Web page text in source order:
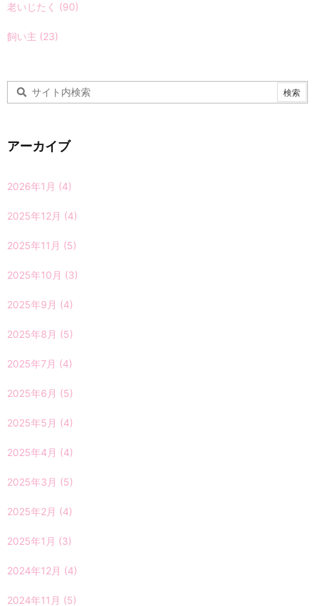
老いじたく (90)
飼い主 (23)
アーカイブ
2026年1月 (4)
2025年12月 (4)
2025年11月 (5)
2025年10月 (3)
2025年9月 (4)
2025年8月 (5)
2025年7月 (4)
2025年6月 (5)
2025年5月 (4)
2025年4月 (4)
2025年3月 (5)
2025年2月 (4)
2025年1月 (3)
2024年12月 (4)
2024年11月 (5)